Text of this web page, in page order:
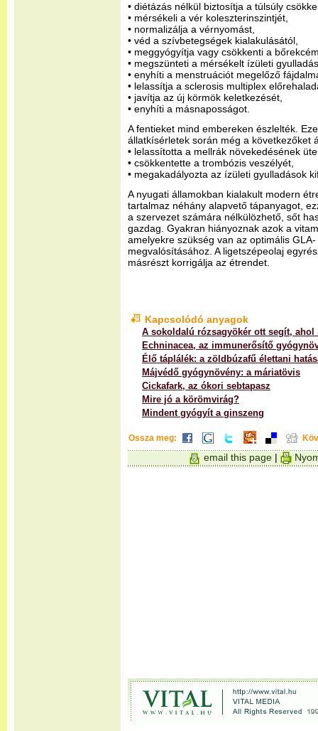
• diétázás nélkül biztosítja a túlsúly
• mérsékeli a vér koleszterinszintjét,
• normalizálja a vérnyomást,
• véd a szívbetegségek kialakulásától,
• meggyógyítja vagy csökkenti a
• megszünteti a mérsékelt ízületi
• enyhíti a menstruációt megelőző
• lelassítja a sclerosis multiplex
• javítja az új körmök keletkezését,
• enyhíti a másnaposságot.
A fentieket mind embereken észlelték.
állatkísérletek során még a következőket
• lelassította a mellrák növekedésének
• csökkentette a trombózis veszélyét,
• megakadályozta az ízületi gyulladások
A nyugati államokban kialakult modern
tartalmaz néhány alapvető tápanyagot,
a szervezet számára nélkülözhető, sőt
gazdag. Gyakran hiányoznak azok a
amelyekre szükség van az optimális
megvalósításához. A ligetszépeolaj
másrészt korrigálja az étrendet.
Kapcsolódó anyagok
A sokoldalú rózsagyökér ott segít, ahol
Echninacea, az immunerősítő
Élő táplálék: a zöldbúzafű élettani
Májvédő gyógynövény: a máriatövis
Cickafark, az ókori sebtapasz
Mire jó a körömvirág?
Mindent gyógyít a ginszeng
Ossza meg:
email this page |